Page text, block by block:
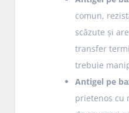
comun,
scăzute și
transfer
trebuie
Antigel pe
prietenos cu